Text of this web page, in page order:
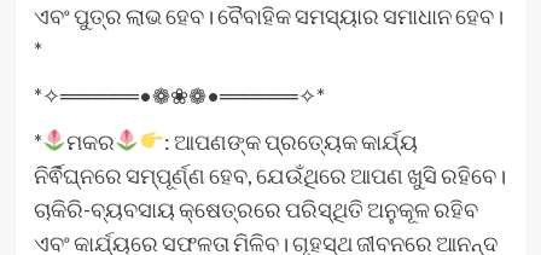
ଏବଂ ପୁତ୍ର ଲାଭ ହେବ। ବୈବାହିକ ସମସ୍ୟାର ସମାଧାନ ହେବ।
*
*✧═════•❁❀❁•═════✧*
*
ମକର
: ଆପଣଙ୍କ ପ୍ରତ୍ୟେକ କାର୍ଯ୍ୟ
ନିର୍ଵିଘ୍ନରେ ସମ୍ପୂର୍ଣ୍ଣ ହେବ, ଯେଉଁଥିରେ ଆପଣ ଖୁସି ରହିବେ।
ଚାକିରି-ବ୍ୟବସାୟ କ୍ଷେତ୍ରରେ ପରିସ୍ଥିତି ଅନୁକୂଳ ରହିବ
ଏବଂ କାର୍ଯ୍ୟରେ ସଫଳତା ମିଳିବ। ଗୃହସ୍ଥ ଜୀବନରେ ଆନନ୍ଦ